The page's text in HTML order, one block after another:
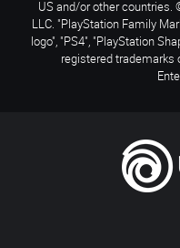
US and/or other countries.
LLC. "PlayStation Family
logo", "PS4", "PlayStation
registered trademarks